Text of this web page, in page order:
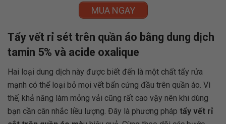
MUA NGAY
Tẩy vết rỉ sét trên quần áo bằng dung dịch
tamin 5% và acide oxalique
Hai loại dung dịch này được biết đến là một chất tẩy rửa
mạnh có thể loại bỏ mọi vết bẩn cứng đầu trên quần áo. Vì
thế, khả năng làm mỏng vải cũng rất cao vậy nên khi dùng
bạn cần cân nhắc liều lượng. Đây là phương pháp tẩy vết rỉ